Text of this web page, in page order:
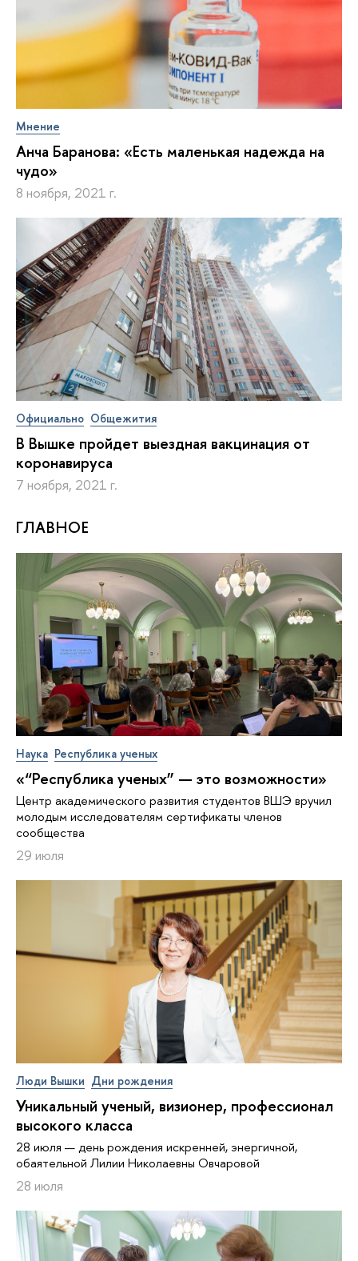
Мнение
Анча Баранова: «Есть маленькая надежда на
чудо»
8 ноября, 2021 г.
Официально Общежития
В Вышке пройдет выездная вакцинация от
коронавируса
7 ноября, 2021 г.
ГЛАВНОЕ
Наука Республика ученых
«“Республика ученых” — это возможности»
Центр академического развития студентов ВШЭ вручил
молодым исследователям сертификаты членов
сообщества
29 июля
Люди Вышки Дни рождения
Уникальный ученый, визионер, про­фес­си­о­нал
высокого класса
28 июля — день рождения искренней, энергичной,
обаятельной Лилии Николаевны Овчаровой
28 июля